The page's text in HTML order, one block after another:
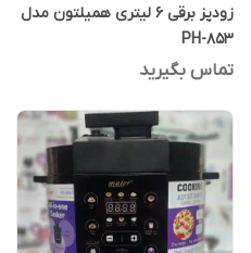
زودپز برقی 6 لیتری همیلتون مدل
PH-853
تماس بگیرید